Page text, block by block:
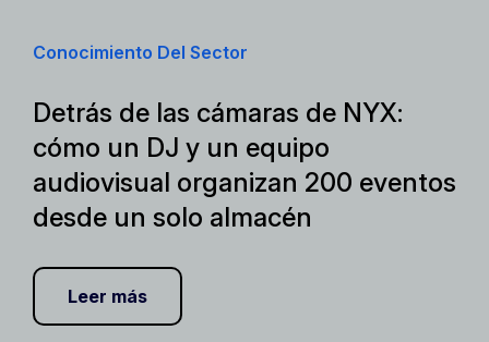
Conocimiento Del Sector
Detrás de las cámaras de NYX:
cómo un DJ y un equipo
audiovisual organizan 200 eventos
desde un solo almacén
Leer más